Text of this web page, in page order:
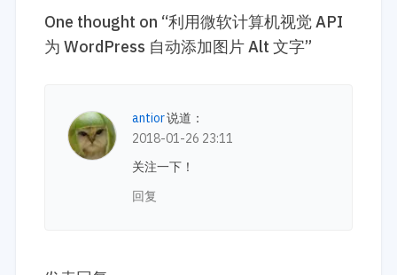
One thought on “利用微软计算机视觉 API
为 WordPress 自动添加图片 Alt 文字”
antior说道：
2018-01-26 23:11
关注一下！
回复